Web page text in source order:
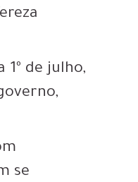
de julho,
,
se